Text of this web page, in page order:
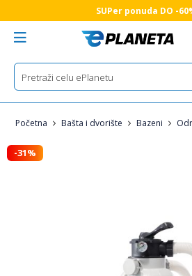
SUPer ponuda DO -
Početna Bašta i dvorište Bazeni
-31%